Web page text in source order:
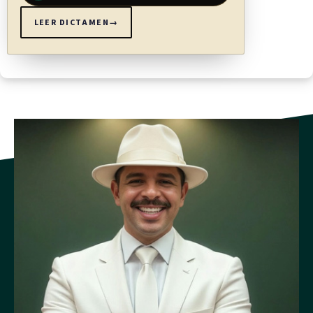
que el contribuyente diga realizar su actividad, cuando sea
evidente que va contra los citados principios y lo único que
ARTÍCULO 9
Normas específicas para distribuir los ingresos brutos, cuando
la actividad lucrativa se realice en varios cantones
Para distribuir los ingresos brutos entre los cantones
beneficiados se utilizarán alguno o varios de los siguientes
a) En caso de que las instalaciones de producción,
fabricación o manufactura se encuentren en Belén, el
LEER DICTAMEN→